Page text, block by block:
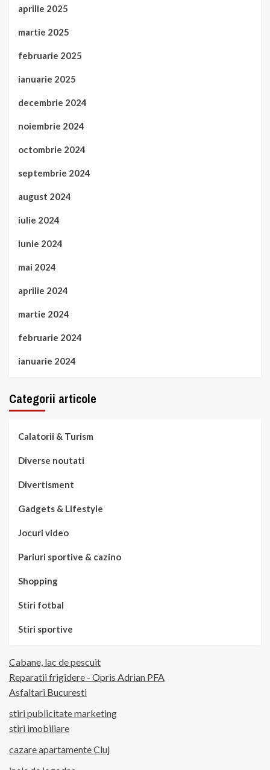
aprilie 2025
martie 2025
februarie 2025
ianuarie 2025
decembrie 2024
noiembrie 2024
octombrie 2024
septembrie 2024
august 2024
iulie 2024
iunie 2024
mai 2024
aprilie 2024
martie 2024
februarie 2024
ianuarie 2024
Categorii articole
Calatorii & Turism
Diverse noutati
Divertisment
Gadgets & Lifestyle
Jocuri video
Pariuri sportive & cazino
Shopping
Stiri fotbal
Stiri sportive
Cabane, lac de pescuit
Reparatii frigidere - Opris Adrian PFA
Asfaltari Bucuresti
stiri publicitate marketing
stiri imobiliare
cazare apartamente Cluj